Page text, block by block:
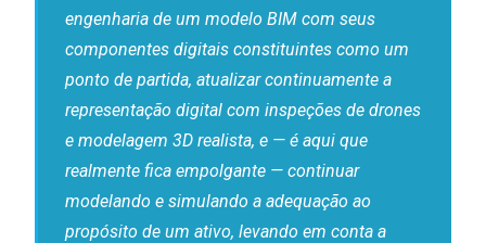
engenharia de um modelo BIM com seus
componentes digitais constituintes como um
ponto de partida, atualizar continuamente a
representação digital com inspeções de drones
e modelagem 3D realista, e — é aqui que
realmente fica empolgante — continuar
modelando e simulando a adequação ao
propósito de um ativo, levando em conta a